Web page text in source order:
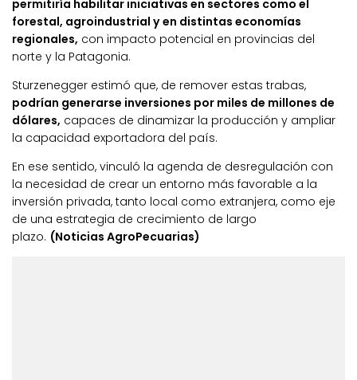
permitiría habilitar iniciativas en sectores como el
forestal, agroindustrial y en distintas economías
regionales, con impacto potencial en provincias del
norte y la Patagonia.
Sturzenegger estimó que, de remover estas trabas,
podrían generarse inversiones por miles de millones de
dólares, capaces de dinamizar la producción y ampliar
la capacidad exportadora del país.
En ese sentido, vinculó la agenda de desregulación con
la necesidad de crear un entorno más favorable a la
inversión privada, tanto local como extranjera, como eje
de una estrategia de crecimiento de largo
plazo. (Noticias AgroPecuarias)